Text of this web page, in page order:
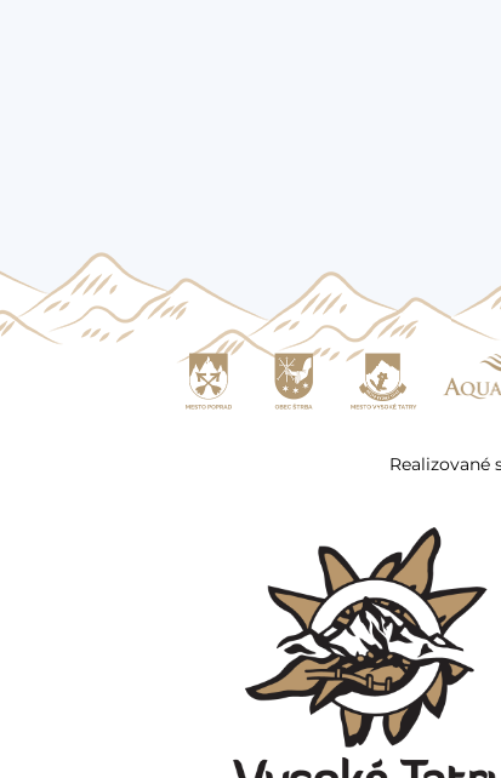
Realizované